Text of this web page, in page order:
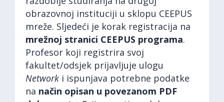
obrazovnoj instituciji u sklopu CEEPUS
mreže. Sljedeći je korak registracija na
mrežnoj stranici CEEPUS programa.
Profesor koji registrira svoj
fakultet/odsjek prijavljuje ulogu
Network i ispunjava potrebne podatke
na način opisan u povezanom PDF